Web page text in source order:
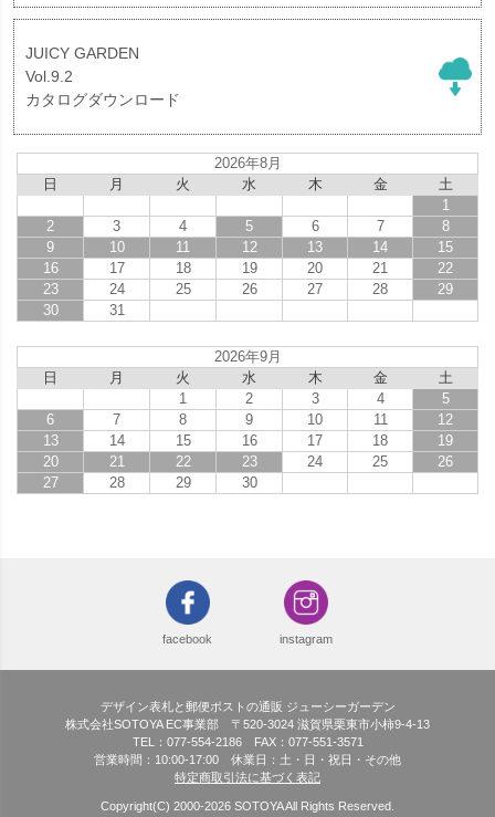
JUICY GARDEN
Vol.9.2
カタログダウンロード
2026年8月
日
月 火 水 木 金
土
1
2
3 4 5 6 7
8
9
10 11 12 13 14
15
16
17 18 19 20 21
22
23
24 25 26 27 28
29
30
31
2026年9月
日
月 火 水 木 金
土
1
2 3 4
5
6
7 8 9 10 11
12
13
14 15 16 17 18
19
20
21 22 23 24 25
26
27
28 29 30
facebook instagram
デザイン表札と郵便ポストの通販 ジューシーガーデン
株式会社SOTOYA EC事業部 〒520-3024 滋賀県栗東市小柿9-4-13
TEL：077-554-2186 FAX：077-551-3571
営業時間：10:00-17:00 休業日：土・日・祝日・その他
特定商取引法に基づく表記
Copyright(C) 2000-2026 SOTOYA All Rights Reserved.